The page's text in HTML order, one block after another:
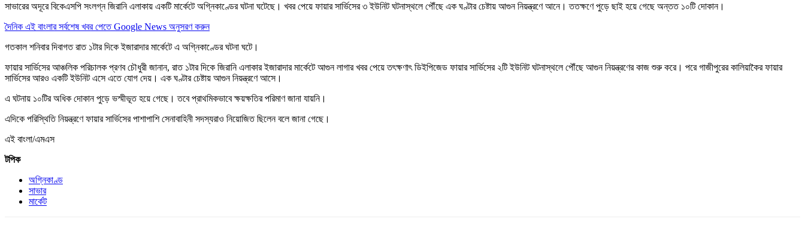
সাভারের অদূরে বিকেএসপি সংলগ্ন জিরানি এলাকায় একটি মার্কেটে অগ্নিকাণ্ডের ঘটনা ঘটেছে। খবর পেয়ে ফায়ার সার্ভিসের ৩ ইউনিট ঘটনাস্থলে পৌঁছে এক ঘণ্টার চেষ্টায় আগুন নিয়ন্ত্রণে আনে। ততক্ষণে পুড়ে ছাই হয়ে গেছে অন্তত ১০টি দোকান।
দৈনিক এই বাংলার সর্বশেষ খবর পেতে Google News অনুসরণ করুন
গতকাল শনিবার দিবাগত রাত ১টার দিকে ইজারাদার মার্কেটে এ অগ্নিকাণ্ডের ঘটনা ঘটে।
ফায়ার সার্ভিসের আঞ্চলিক পরিচালক প্রণব চৌধুরী জানান, রাত ১টার দিকে জিরানি এলাকার ইজারাদার মার্কেটে আগুন লাগার খবর পেয়ে তৎক্ষণাৎ ডিইপিজেড ফায়ার সার্ভিসের ২টি ইউনিট ঘটনাস্থলে পৌঁছে আগুন নিয়ন্ত্রণের কাজ শুরু করে। পরে গাজীপুরের কালিয়াকৈর ফায়ার
সার্ভিসের আরও একটি ইউনিট এসে এতে যোগ দেয়। এক ঘণ্টার চেষ্টায় আগুন নিয়ন্ত্রণে আসে।
এ ঘটনায় ১০টির অধিক দোকান পুড়ে ভস্মীভূত হয়ে গেছে। তবে প্রাথমিকভাবে ক্ষয়ক্ষতির পরিমাণ জানা যায়নি।
এদিকে পরিস্থিতি নিয়ন্ত্রণে ফায়ার সার্ভিসের পাশাপাশি সেনাবাহিনী সদস্যরাও নিয়োজিত ছিলেন বলে জানা গেছে।
এই বাংলা/এমএস
টপিক
অগ্নিকাণ্ড
সাভার
মার্কেট